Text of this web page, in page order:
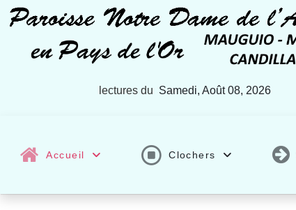
lectures du Samedi, Août 08, 2026
Accueil Clochers